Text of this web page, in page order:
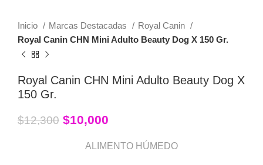
Inicio Marcas Destacadas
Royal Canin
Royal Canin CHN Mini Adulto Beauty Dog X 150 Gr.
Royal Canin CHN Mini Adulto Beauty Dog X
150 Gr.
$12,300 $10,000
ALIMENTO HÚMEDO